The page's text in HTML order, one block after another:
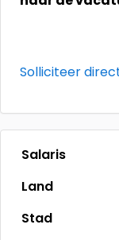
Solliciteer
Salaris
Land
Stad